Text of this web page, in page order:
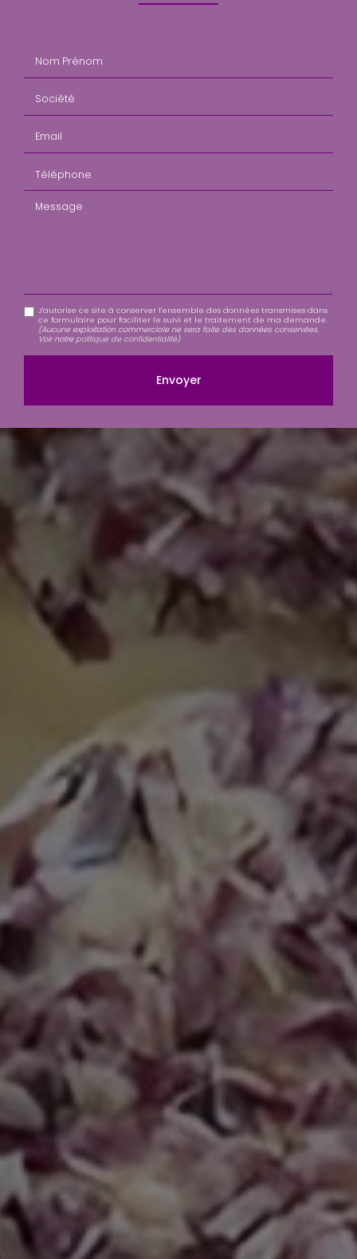
Message
J'autorise ce site à conserver l'ensemble des données transmises dans
ce formulaire pour faciliter le suivi et le traitement de ma demande.
(Aucune exploitation commerciale ne sera faite des données conservées.
Voir notre politique de confidentialité)